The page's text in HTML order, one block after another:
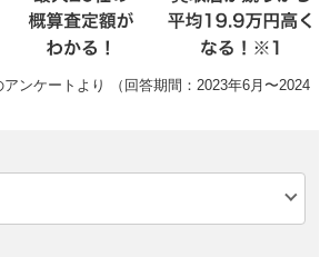
ンケートより （回答期間：2023年6月〜2024